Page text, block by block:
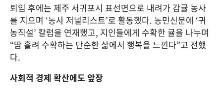
퇴임 후에는 제주 서귀포시 표선면으로 내려가 감귤 농사
를 지으며 ‘농사 저널리스트’로 활동했다. 농민신문에 ‘귀
농직설’ 칼럼을 연재했고, 지인들에게 수확한 귤을 나누며
“땀 흘려 수확하는 단순한 삶에서 행복을 느낀다”고 전했
다.
사회적 경제 확산에도 앞장